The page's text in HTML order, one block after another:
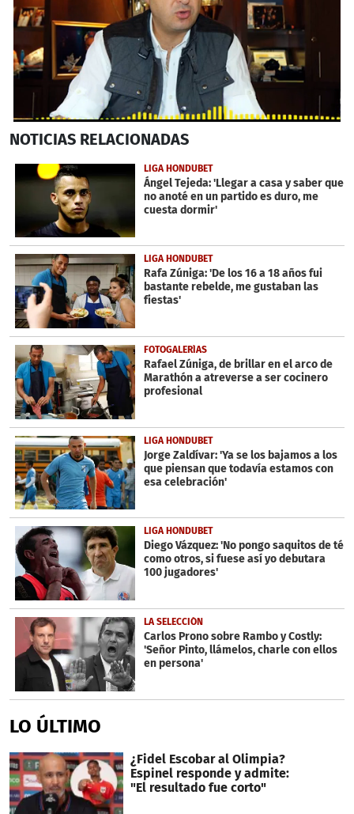
seconds
1
minute,
seconds
NOTICIAS RELACIONADAS
LIGA HONDUBET
Ángel Tejeda: 'Llegar a casa y saber que
no anoté en un partido es duro, me
cuesta dormir'
LIGA HONDUBET
Rafa Zúniga: 'De los 16 a 18 años fui
bastante rebelde, me gustaban las
fiestas'
FOTOGALERÍAS
Rafael Zúniga, de brillar en el arco de
Marathón a atreverse a ser cocinero
profesional
LIGA HONDUBET
Jorge Zaldívar: 'Ya se los bajamos a los
que piensan que todavía estamos con
esa celebración'
LIGA HONDUBET
Diego Vázquez: 'No pongo saquitos de té
como otros, si fuese así yo debutara
100 jugadores'
LA SELECCIÓN
Carlos Prono sobre Rambo y Costly:
'Señor Pinto, llámelos, charle con ellos
en persona'
LO ÚLTIMO
¿Fidel Escobar al Olimpia?
Espinel responde y admite:
"El resultado fue corto"